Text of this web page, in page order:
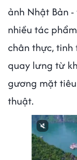
ảnh Nhật Bản
nhiều tác
chân thực, tinh
quay lưng từ
gương mặt
thuật.